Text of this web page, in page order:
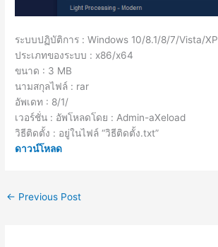
ระบบปฏิบัติการ : Windows 10/8.1/8/7/Vista/XP
ประเภทของระบบ : x86/x64
ขนาด : 3 MB
นามสกุลไฟล์ : rar
อัพเดท : 8/1/
เวอร์ชั่น : อัพโหลดโดย : Admin-aXeload
วิธีติดตั้ง : อยู่ในไฟล์ “วิธีติดตั้ง.txt”
ดาวน์โหลด
← Previous Post